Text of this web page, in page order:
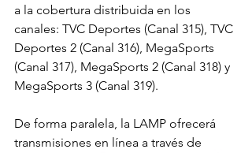
a la cobertura distribuida en los
canales: TVC Deportes (Canal 315), TVC
Deportes 2 (Canal 316), MegaSports
(Canal 317), MegaSports 2 (Canal 318) y
MegaSports 3 (Canal 319).
De forma paralela, la LAMP ofrecerá
transmisiones en línea a través de